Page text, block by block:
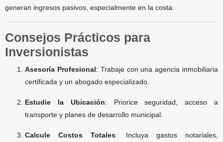
generan ingresos pasivos, especialmente en la costa.
Consejos Prácticos para
Inversionistas
Asesoría Profesional: Trabaje con una agencia inmobiliaria
certificada y un abogado especializado.
Estudie la Ubicación: Priorice seguridad, acceso a
transporte y planes de desarrollo municipal.
Calcule Costos Totales: Incluya gastos notariales,